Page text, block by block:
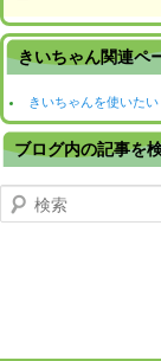
きいちゃん関連ペ
きいちゃんを使いたい
ブログ内の記事を
検索